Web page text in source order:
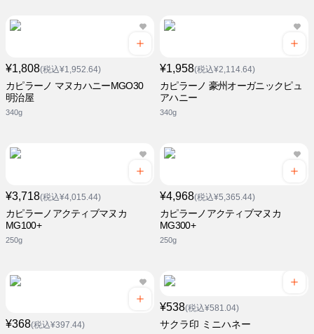
¥1,808(税込¥1,952.64)
カピラーノ マヌカハニーMGO30
明治屋
340g
¥1,958(税込¥2,114.64)
カピラーノ 豪州オーガニックピュ
アハニー
340g
¥3,718(税込¥4,015.44)
カピラーノアクティブマヌカ
MG100+
250g
¥4,968(税込¥5,365.44)
カピラーノアクティブマヌカ
MG300+
250g
¥368(税込¥397.44)
¥538(税込¥581.04)
サクラ印 ミニハネー